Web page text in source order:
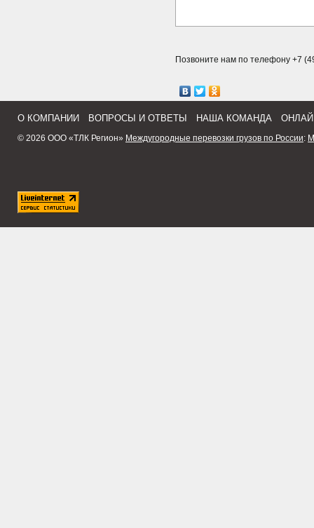
Позвоните нам по телефону +7
О КОМПАНИИ ВОПРОСЫ И ОТВЕТЫ НАША КОМАНДА
© 2026 ООО «ТЛК Регион» Междугородные перевозки грузов по России: